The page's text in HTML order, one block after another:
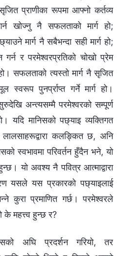
प्राणीका रूपमा आफ्‍नो कर्तव्य
खोज्‍नु नै सफलताको मार्ग हो;
मार्ग नै सबैभन्दा सही मार्ग हो;
गर्न र परमेश्‍वरप्रतिको चोखो प्रेम
सफलताको त्यस्तो मार्ग नै सृजित
स्वरूप पुनर्प्राप्त गर्ने मार्ग हो।
सुरुदेखि अन्त्यसम्‍मै परमेश्‍वरको सम्पूर्ण
यदि मानिसको पछ्याइ व्यक्तिगत
कलङ्कित छ, अनि
स्वभावमा परिवर्तन हुँदैन भने, यो
हुन्छ। यो अवश्य नै पवित्र आत्माद्वारा
यसले यस प्रकारको पछ्याइलाई
कुरा प्रमाणित गर्छ। परमेश्‍वरले
के महत्त्व हुन्छ र?
अघि प्रदर्शन गरियो, तर